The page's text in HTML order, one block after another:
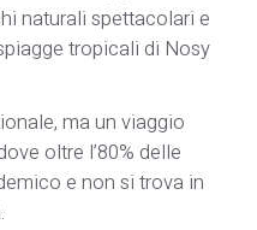
naturali spettacolari e
tropicali di Nosy
ma un viaggio
oltre l’80% delle
e non si trova in